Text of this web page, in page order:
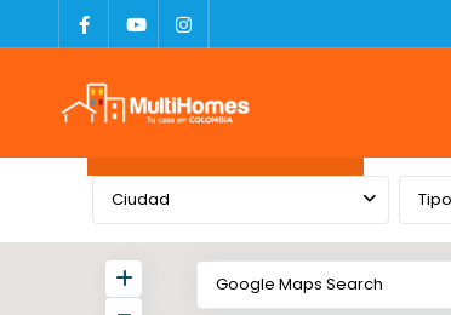
Ciudad